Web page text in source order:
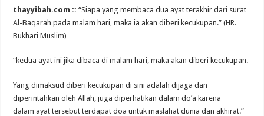
thayyibah.com ::“Siapa yang membaca dua ayat terakhir dari surat
Al-Baqarah pada malam hari, maka ia akan diberi kecukupan.” (HR.
Bukhari Muslim)
“kedua ayat ini jika dibaca di malam hari, maka akan diberi kecukupan.
Yang dimaksud diberi kecukupan di sini adalah dijaga dan
diperintahkan oleh Allah, juga diperhatikan dalam do’a karena
dalam ayat tersebut terdapat doa untuk maslahat dunia dan akhirat.”